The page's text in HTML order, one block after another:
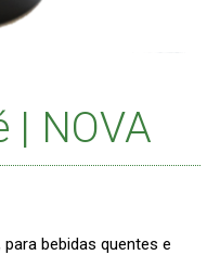
| NOVA
bebidas quentes e